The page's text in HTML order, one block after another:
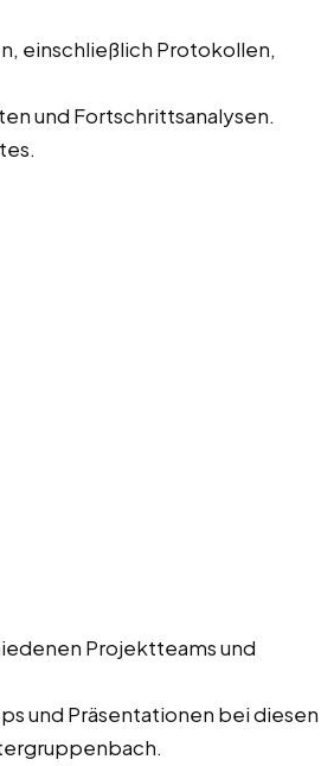
einschließlich Protokollen,
und Fortschrittsanalysen.
Projektteams und
und Präsentationen bei diesen